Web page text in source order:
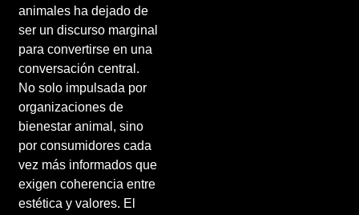
animales ha dejado de
ser un discurso marginal
para convertirse en una
conversación central.
No solo impulsada por
organizaciones de
bienestar animal, sino
por consumidores cada
vez más informados que
exigen coherencia entre
estética y valores. El